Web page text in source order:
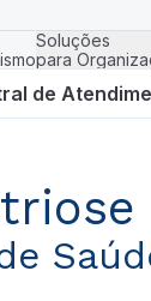
Soluções
para
de